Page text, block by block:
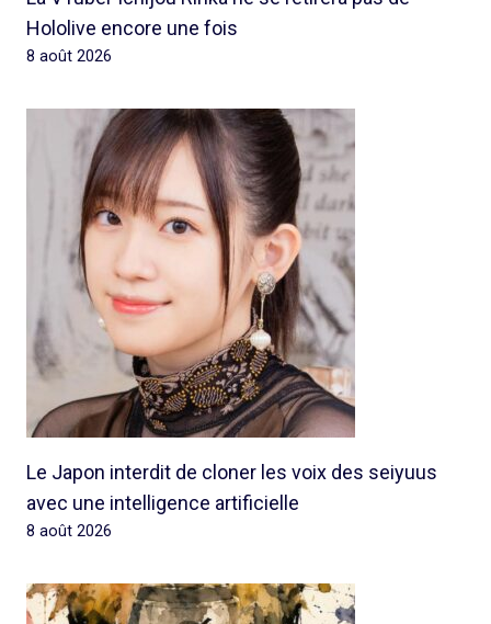
Hololive encore une fois
8 août 2026
Le Japon interdit de cloner les voix des seiyuus
avec une intelligence artificielle
8 août 2026